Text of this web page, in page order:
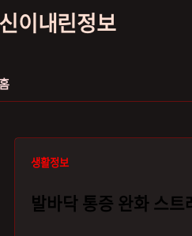
신이내린정보
생활정보
발바닥 통증 완화 스